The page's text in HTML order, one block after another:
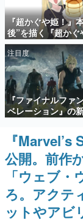
アプリセール情報
インタビュー
連載・
殿
ど。
事を
名作
聞き
きま
この
の
『超かぐや姫！』
後”を描く『超かぐ
Web連載決定。新
ガレーベル「ビビ
にて特別話が掲載
のお話には…まだ
注目度
『ファイナルファ
ベレーション』の
26日早朝に公開へ
メイクシリーズの
「gamescom」の
ナイトライブにて
の浜口直樹氏が登
『
公開。前作
「ウェブ
ろ。アクテ
ットやアビ